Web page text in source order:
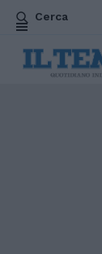
Cerca